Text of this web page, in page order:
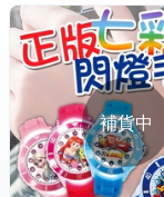
補貨中